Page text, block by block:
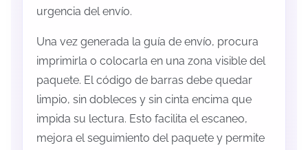
urgencia del envío.
Una vez generada la guía de envío, procura
imprimirla o colocarla en una zona visible del
paquete. El código de barras debe quedar
limpio, sin dobleces y sin cinta encima que
impida su lectura. Esto facilita el escaneo,
mejora el seguimiento del paquete y permite